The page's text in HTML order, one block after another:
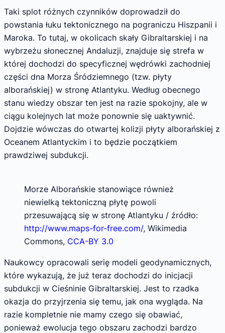
Taki splot różnych czynników doprowadził do
powstania łuku tektonicznego na pograniczu Hiszpanii i
Maroka. To tutaj, w okolicach skały Gibraltarskiej i na
wybrzeżu słonecznej Andaluzji, znajduje się strefa w
której dochodzi do specyficznej wędrówki zachodniej
części dna Morza Śródziemnego (tzw. płyty
alborańskiej) w stronę Atlantyku. Według obecnego
stanu wiedzy obszar ten jest na razie spokojny, ale w
ciągu kolejnych lat może ponownie się uaktywnić.
Dojdzie wówczas do otwartej kolizji płyty alborańskiej z
Oceanem Atlantyckim i to będzie początkiem
prawdziwej subdukcji.
Morze Alborańskie stanowiące również
niewielką tektoniczną płytę powoli
przesuwającą się w stronę Atlantyku / źródło:
http://www.maps-for-free.com/, Wikimedia
Commons, CCA-BY 3.0
Naukowcy opracowali serię modeli geodynamicznych,
które wykazują, że już teraz dochodzi do inicjacji
subdukcji w Cieśninie Gibraltarskiej. Jest to rzadka
okazja do przyjrzenia się temu, jak ona wygląda. Na
razie kompletnie nie mamy czego się obawiać,
ponieważ ewolucja tego obszaru zachodzi bardzo